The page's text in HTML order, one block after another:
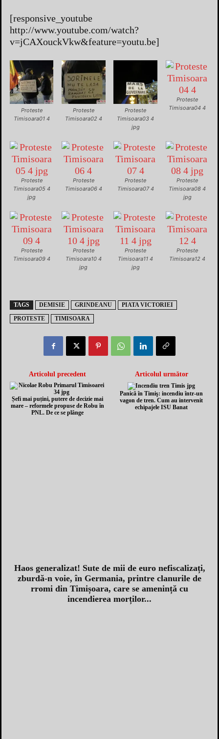
[responsive_youtube
http://www.youtube.com/watch?
v=jCAXouckVkw&feature=youtu.be]
Proteste
Timisoara01 4
Proteste
Timisoara02 4
Proteste
Timisoara03 4
jpg
Proteste
Timisoara04 4
Proteste
Timisoara05 4
jpg
Proteste
Timisoara06 4
Proteste
Timisoara07 4
Proteste
Timisoara08 4
jpg
Proteste
Timisoara09 4
Proteste
Timisoara10 4
jpg
Proteste
Timisoara11 4
jpg
Proteste
Timisoara12 4
TAGS DEMISIE GRINDEANU
PIATA VICTORIEI
PROTESTE
TIMISOARA
Articolul precedent
Șefi mai puțini, putere de decizie mai
mare – reformele propuse de Robu în
PNL. De ce se plânge
Articolul următor
Panică în Timiş: incendiu într-un
vagon de tren. Cum au intervenit
echipajele ISU Banat
Haos generalizat! Sute de mii de euro nefiscalizați,
zburdă-n voie, în Germania, printre clanurile de
rromi din Timișoara, care se amenință cu
incendierea morților...